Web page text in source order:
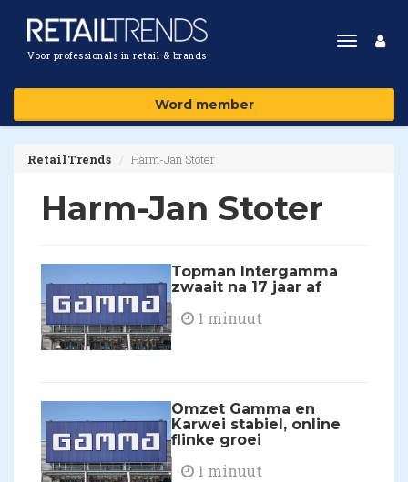
Voor professionals in retail & brands
Toggle
Word member
RetailTrends Harm-Jan Stoter
Harm-Jan Stoter
Topman Intergamma
zwaait na 17 jaar af
1 minuut
Omzet Gamma en
Karwei stabiel, online
flinke groei
1 minuut